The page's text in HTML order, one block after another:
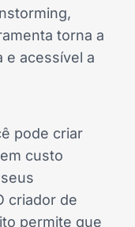
torna a
e acessível a
pode criar
custo
criador de
permite que